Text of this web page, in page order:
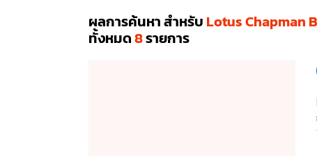
ผลการค้นหา สำหรับ Lotus Chapman
ทั้งหมด8รายการ